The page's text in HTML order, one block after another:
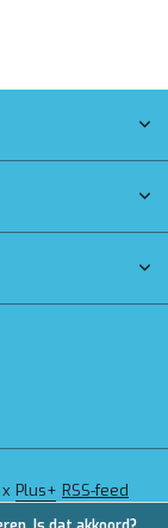
x Plus+ RSS-feed